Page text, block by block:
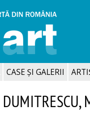
CASE ȘI GALERII
DUMITRESCU,